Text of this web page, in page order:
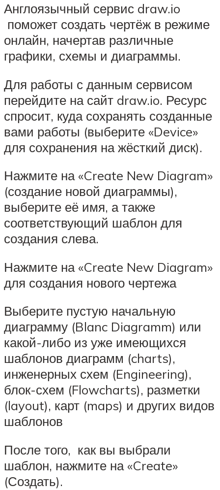
Англоязычный сервис draw.io
поможет создать чертёж в режиме
онлайн, начертав различные
графики, схемы и диаграммы.
Для работы с данным сервисом
перейдите на сайт draw.io. Ресурс
спросит, куда сохранять созданные
вами работы (выберите «Device»
для сохранения на жёсткий диск).
Нажмите на «Create New Diagram»
(создание новой диаграммы),
выберите её имя, а также
соответствующий шаблон для
создания слева.
Нажмите на «Create New Diagram»
для создания нового чертежа
Выберите пустую начальную
диаграмму (Blanc Diagramm) или
какой-либо из уже имеющихся
шаблонов диаграмм (charts),
инженерных схем (Engineering),
блок-схем (Flowcharts), разметки
(layout), карт (maps) и других видов
шаблонов
После того, как вы выбрали
шаблон, нажмите на «Create»
(Создать).